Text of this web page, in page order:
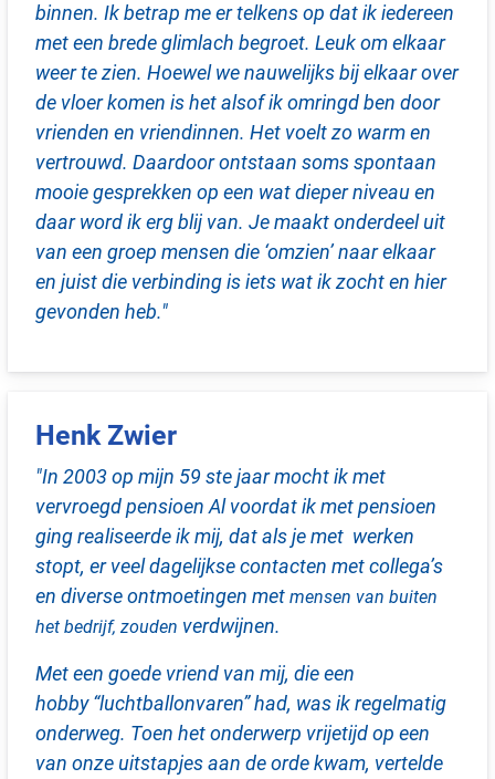
binnen. Ik betrap me er telkens op dat ik iedereen
met een brede glimlach begroet. Leuk om elkaar
weer te zien. Hoewel we nauwelijks bij elkaar over
de vloer komen is het alsof ik omringd ben door
vrienden en vriendinnen. Het voelt zo warm en
vertrouwd. Daardoor ontstaan soms spontaan
mooie gesprekken op een wat dieper niveau en
daar word ik erg blij van. Je maakt onderdeel uit
van een groep mensen die ‘omzien’ naar elkaar
en juist die verbinding is iets wat ik zocht en hier
gevonden heb."
Henk Zwier
"In 2003 op mijn 59 ste jaar mocht ik met
vervroegd pensioen Al voordat ik met pensioen
ging realiseerde ik mij, dat als je met werken
stopt, er veel dagelijksecontacten met collega’s
en diverse ontmoetingen metmensen van buiten
het bedrijf, zouden verdwijnen.
Met een goede vriend van mij, die een
hobby “luchtballonvaren” had, was ik regelmatig
onderweg. Toen het onderwerp vrijetijd op een
van onze uitstapjes aan de orde kwam, vertelde